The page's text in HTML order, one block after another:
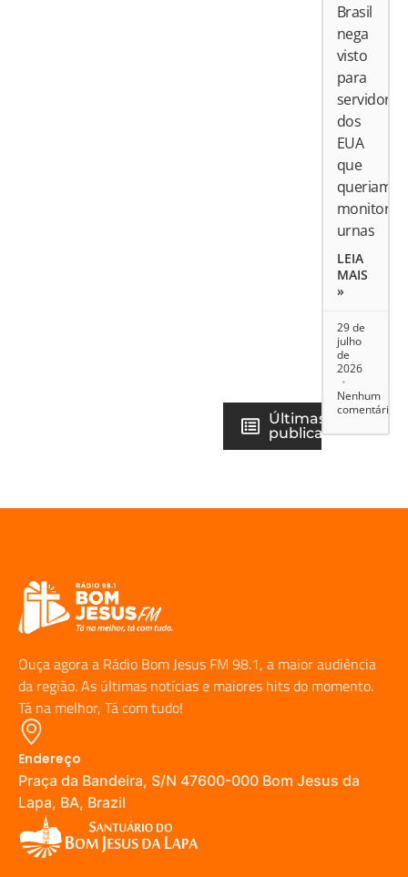
Últimas
publicações
Brasil
nega
visto
para
servidores
dos
EUA
que
queriam
monitorar
urnas
LEIA
MAIS
»
29 de
julho
de
2026
Nenhum
comentário
Ouça agora a Rádio Bom Jesus FM 98.1, a maior audiência
da região. As últimas notícias e maiores hits do momento.
Tá na melhor, Tá com tudo!
Endereço
Praça da Bandeira, S/N 47600-000 Bom Jesus da
Lapa, BA, Brazil